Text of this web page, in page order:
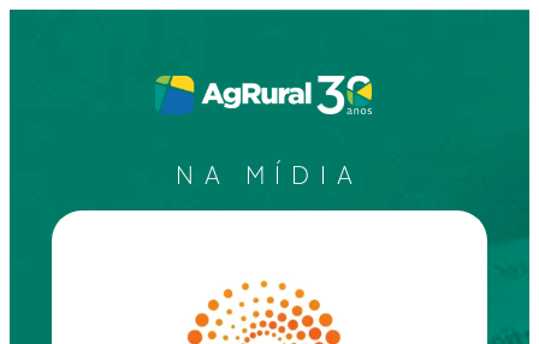
NA MÍDIA